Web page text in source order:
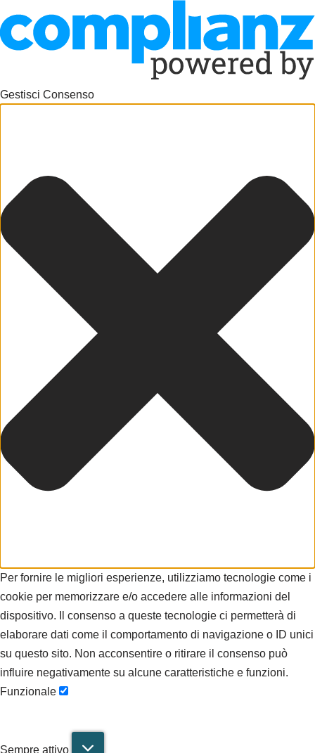
Gestisci Consenso
Per fornire le migliori esperienze, utilizziamo tecnologie come i
cookie per memorizzare e/o accedere alle informazioni del
dispositivo. Il consenso a queste tecnologie ci permetterà di
elaborare dati come il comportamento di navigazione o ID unici
su questo sito. Non acconsentire o ritirare il consenso può
influire negativamente su alcune caratteristiche e funzioni.
Funzionale
Sempre attivo